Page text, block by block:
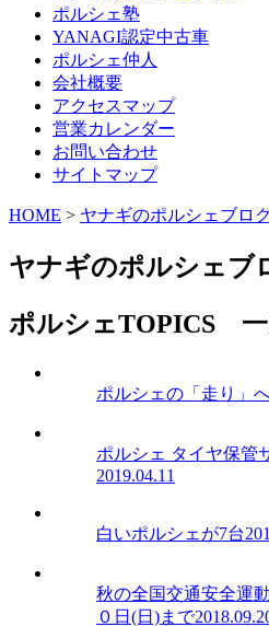
ポルシェ塾
YANAGI認定中古車
ポルシェ仲人
会社概要
アクセスマップ
営業カレンダー
お問い合わせ
サイトマップ
HOME > ヤナギのポルシェブロ
ヤナギのポルシェブ
ポルシェTOPICS
ポルシェの「走り」
ポルシェ タイヤ保管
2019.04.11
白いポルシェが7台
秋の全国交通安全運
０日(日)まで